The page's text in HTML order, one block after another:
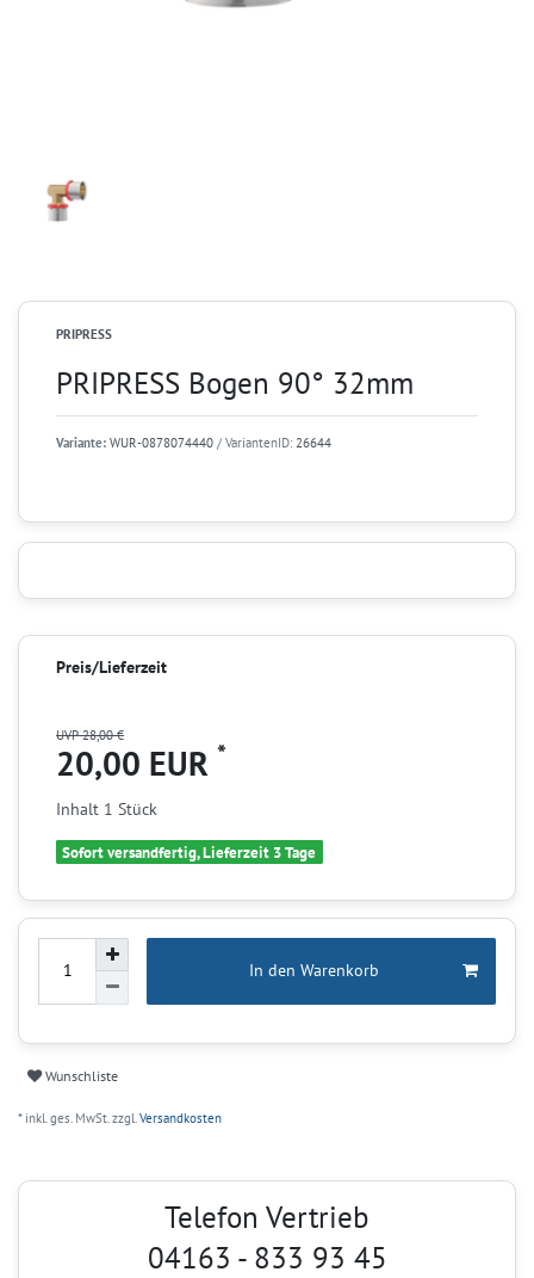
PRIPRESS
PRIPRESS Bogen 90° 32mm
Variante: WUR-0878074440 / VariantenID: 26644
Preis/Lieferzeit
UVP 28,00 €
20,00 EUR *
Inhalt 1 Stück
Sofort versandfertig, Lieferzeit 3 Tage
In den Warenkorb
Wunschliste
* inkl. ges. MwSt. zzgl.Versandkosten
Telefon Vertrieb
04163 - 833 93 45